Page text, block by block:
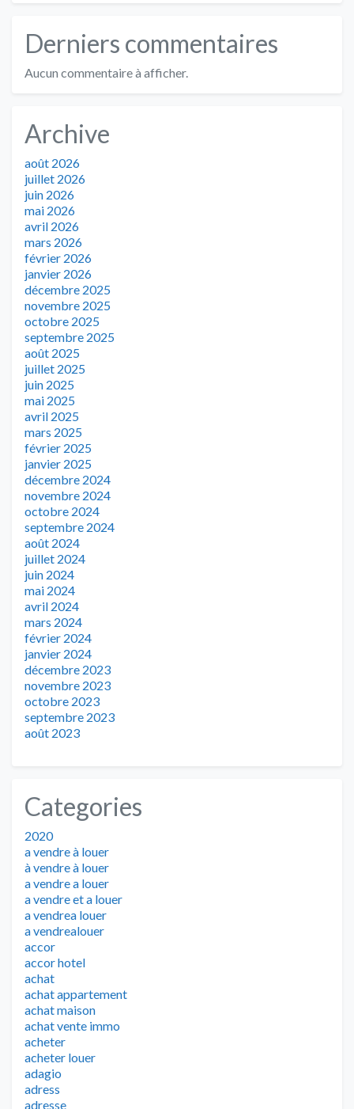
Derniers commentaires
Aucun commentaire à afficher.
Archive
août 2026
juillet 2026
juin 2026
mai 2026
avril 2026
mars 2026
février 2026
janvier 2026
décembre 2025
novembre 2025
octobre 2025
septembre 2025
août 2025
juillet 2025
juin 2025
mai 2025
avril 2025
mars 2025
février 2025
janvier 2025
décembre 2024
novembre 2024
octobre 2024
septembre 2024
août 2024
juillet 2024
juin 2024
mai 2024
avril 2024
mars 2024
février 2024
janvier 2024
décembre 2023
novembre 2023
octobre 2023
septembre 2023
août 2023
Categories
2020
a vendre à louer
à vendre à louer
a vendre a louer
a vendre et a louer
a vendrea louer
a vendrealouer
accor
accor hotel
achat
achat appartement
achat maison
achat vente immo
acheter
acheter louer
adagio
adress
adresse